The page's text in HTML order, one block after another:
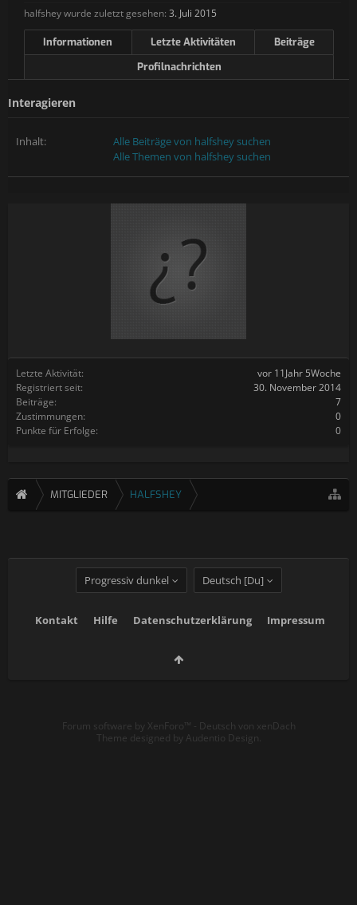
Letzte Aktivität:
vor 11Jahr 5Woche
Registriert seit:
30. November 2014
Beiträge:
7
Zustimmungen:
0
Punkte für Erfolge:
0
halfshey wurde zuletzt gesehen: 3. Juli 2015
Informationen Letzte Aktivitäten
Beiträge
Profilnachrichten
Interagieren
Inhalt:
Alle Beiträge von halfshey suchen
Alle Themen von halfshey suchen
MITGLIEDER HALFSHEY
Progressiv dunkel Deutsch [Du]
Kontakt Hilfe Datenschutzerklärung Impressum
Forum software by XenForo™ - Deutsch von xenDach
Theme designed by Audentio Design.